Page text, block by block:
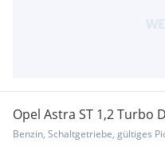
Opel Astra ST 1,2 Turbo
Benzin, Schaltgetriebe, gültiges